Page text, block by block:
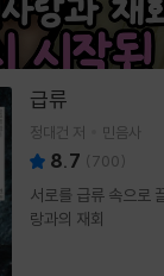
급류
정대건 저 민음사
8.7 (700)
서로를 급류 속으로
랑과의 재회